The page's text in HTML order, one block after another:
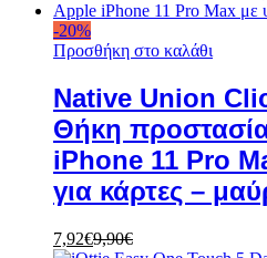
-20%
Προσθήκη στο καλάθι
Native Union
Θήκη
iPhone 11 Pro
για κάρτες –
7,92€9,90€